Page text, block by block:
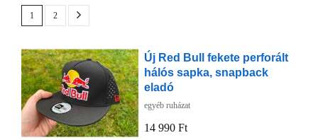
1 2
Új Red Bull fekete perforált
hálós sapka, snapback
eladó
egyéb ruházat
14 990 Ft